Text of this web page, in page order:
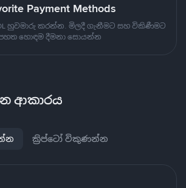
Payment Methods
SOL හුවමාරු කරන්න. මිලදී ගැනීමට සහ විකිණීමට
හොඳම දීමනා සොයන්න
ආකාරය
ක්‍රිප්ටෝ විකුණන්න